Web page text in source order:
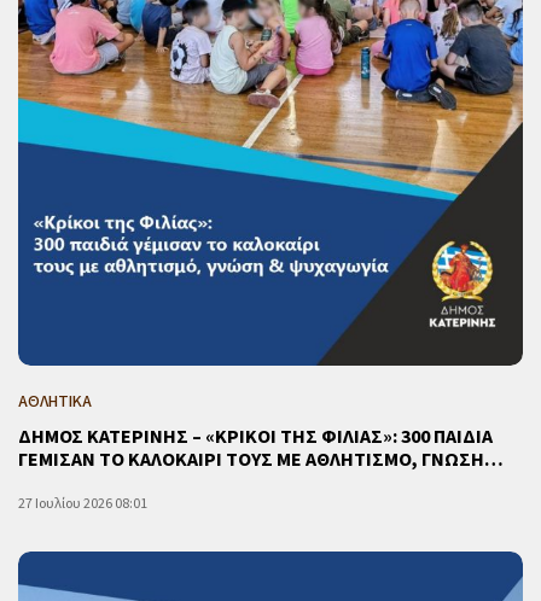
ΑΘΛΗΤΙΚΑ
ΔΗΜΟΣ ΚΑΤΕΡΙΝΗΣ – «ΚΡΙΚΟΙ ΤΗΣ ΦΙΛΙΑΣ»: 300 ΠΑΙΔΙΑ
ΓΕΜΙΣΑΝ ΤΟ ΚΑΛΟΚΑΙΡΙ ΤΟΥΣ ΜΕ ΑΘΛΗΤΙΣΜΟ, ΓΝΩΣΗ…
27 Ιουλίου 2026 08:01